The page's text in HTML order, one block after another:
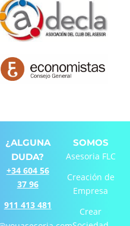
¿ALGUNA
DUDA?
+34 604 56
37 96
911 413 481
SOMOS
Asesoria FLC
Creación de
Empresa
Crear